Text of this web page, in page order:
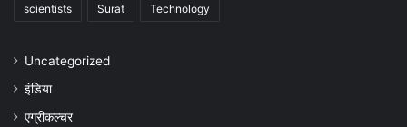
scientists Surat Technology
Uncategorized
इंडिया
एग्रीकल्चर